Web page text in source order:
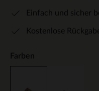
Einfach und sicher
Kostenlose
Farben